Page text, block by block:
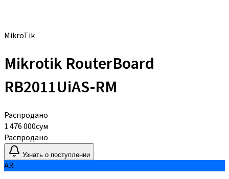
MikroTik
Mikrotik RouterBoard
RB2011UiAS-RM
Распродано
1 476 000сум
Распродано
Узнать о поступлении
АЗ